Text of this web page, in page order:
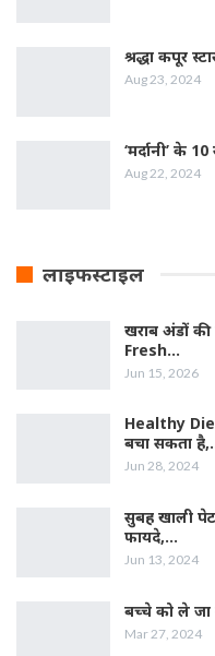
श्रद्धा कपूर
Aug 23, 2024
‘मर्दानी’ के
Aug 22, 2024
लाइफस्टाइल
खराब अंडों
Fresh…
Jun 15, 2026
Healthy
बचा सकता
Jun 28, 2024
सुबह खाली
फायदे,…
Jun 13, 2024
बच्चे को ले जा
Mar 27, 2024